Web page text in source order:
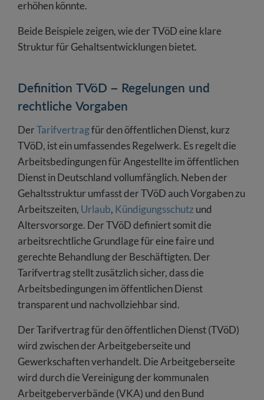
erhöhen könnte.
Beide Beispiele zeigen, wie der TVöD eine klare
Struktur für Gehaltsentwicklungen bietet.
Definition TVöD – Regelungen und
rechtliche Vorgaben
DerTarifvertragfür den öffentlichen Dienst, kurz
TVöD, ist ein umfassendes Regelwerk. Es regelt die
Arbeitsbedingungen für Angestellte im öffentlichen
Dienst in Deutschland vollumfänglich. Neben der
Gehaltsstruktur umfasst der TVöD auch Vorgaben zu
Arbeitszeiten, Urlaub, Kündigungsschutz und
Altersvorsorge. Der TVöD definiert somit die
arbeitsrechtliche Grundlage für eine faire und
gerechte Behandlung der Beschäftigten. Der
Tarifvertrag stellt zusätzlich sicher, dass die
Arbeitsbedingungen im öffentlichen Dienst
transparent und nachvollziehbar sind.
Der Tarifvertrag für den öffentlichen Dienst (TVöD)
wird zwischen der Arbeitgeberseite und
Gewerkschaften verhandelt. Die Arbeitgeberseite
wird durch die Vereinigung der kommunalen
Arbeitgeberverbände (VKA) und den Bund